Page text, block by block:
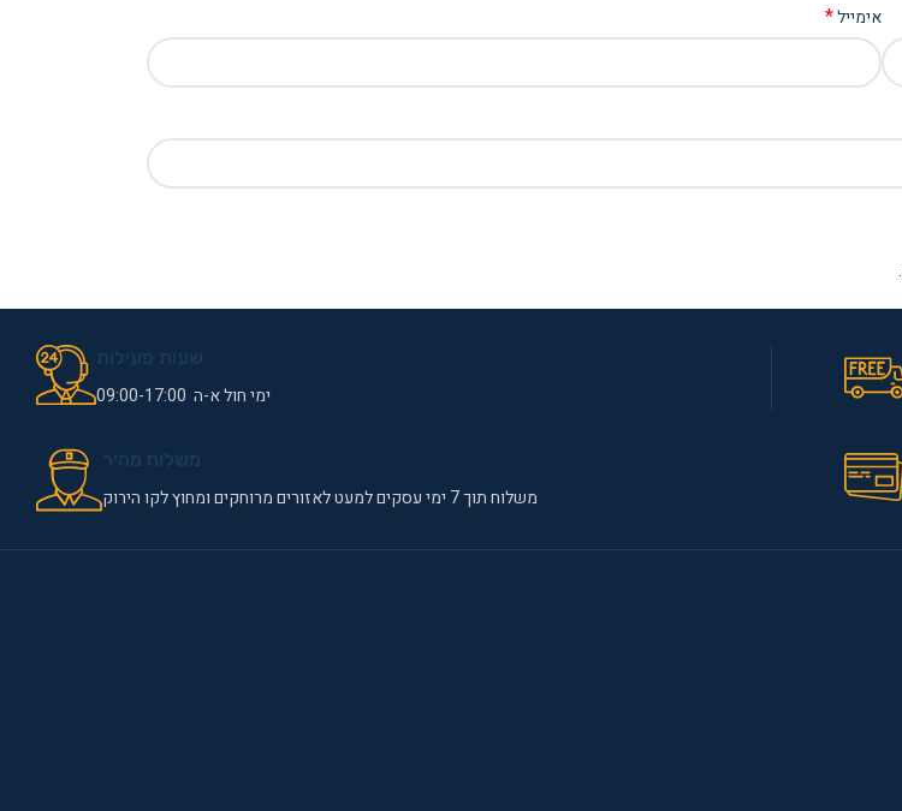
אימייל*
.
ימי חול א-ה 09:00-17:00
משלוח תוך 7 ימי עסקים למעט לאזורים מרוחקים ומחוץ לקו הירוק